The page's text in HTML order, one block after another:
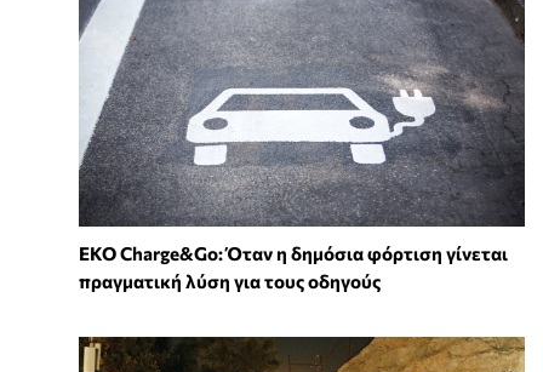
EKO Charge&Go: Όταν η δημόσια φόρτιση γίνεται
πραγματική λύση για τους οδηγούς